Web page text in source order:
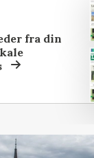
fra din